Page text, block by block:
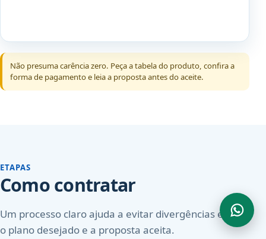
Não presuma carência zero. Peça a tabela do produto, confira a
forma de pagamento e leia a proposta antes do aceite.
ETAPAS
Como contratar
Um processo claro ajuda a evitar divergências entre
o plano desejado e a proposta aceita.